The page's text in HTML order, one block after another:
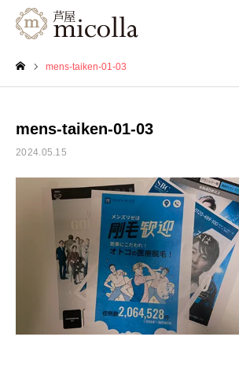
mens-taiken-01-03
mens-taiken-01-03
2024.05.15